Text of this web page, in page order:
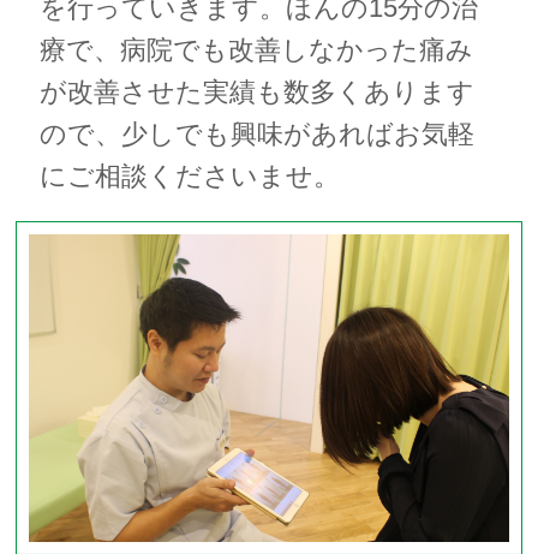
を行っていきます。ほんの15分の治
療で、病院でも改善しなかった痛み
が改善させた実績も数多くあります
ので、少しでも興味があればお気軽
にご相談くださいませ。